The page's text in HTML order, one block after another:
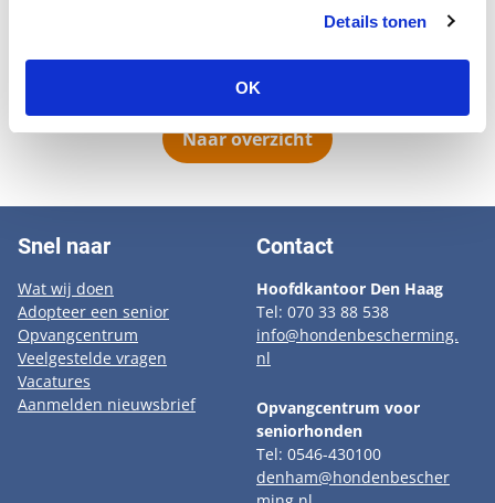
Details tonen
OK
eigenaresse vond dat hij teveel alleen zat. Het is een
graag nog van alles meemaken.
Naar overzicht
Snel naar
Wat wij doen
Adopteer een senior
Opvangcentrum
Veelgestelde vragen
Vacatures
Aanmelden nieuwsbrief
Contact
Hoofdkantoor Den Haag
Tel: 070 33 88 538
info@hondenbescherming.
nl
Opvangcentrum voor
seniorhonden
Tel: 0546-430100
denham@hondenbescher